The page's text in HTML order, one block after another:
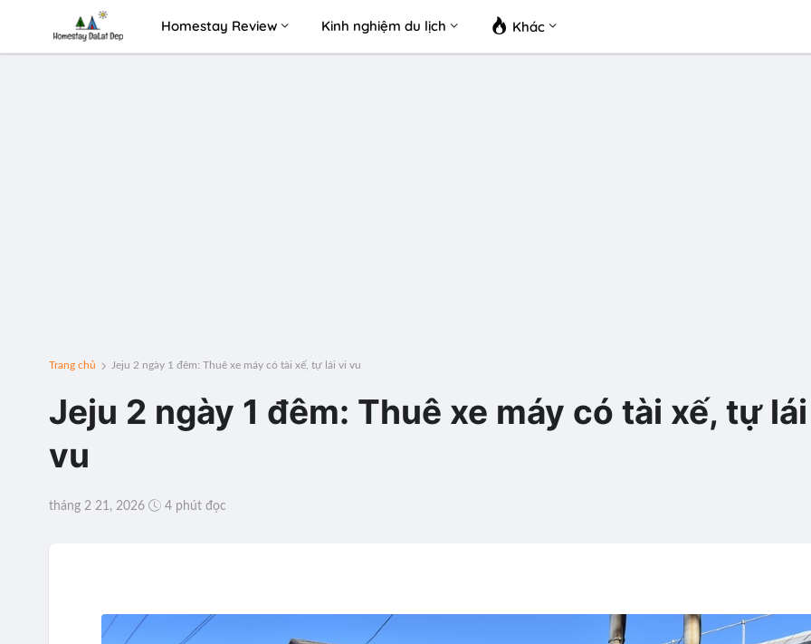
Homestay Review Kinh nghiệm du lịch Khác
Trang chủ Jeju 2 ngày 1 đêm: Thuê xe máy có tài xế, tự lái vi vu
Jeju 2 ngày 1 đêm: Thuê xe máy có tài xế, tự
vu
tháng 2 21, 2026 4 phút đọc